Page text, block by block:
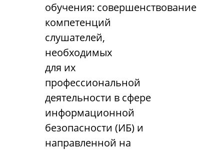
обучения: совершенствование
компетенций
слушателей,
необходимых
для их
профессиональной
деятельности в сфере
информационной
безопасности (ИБ) и
направленной на